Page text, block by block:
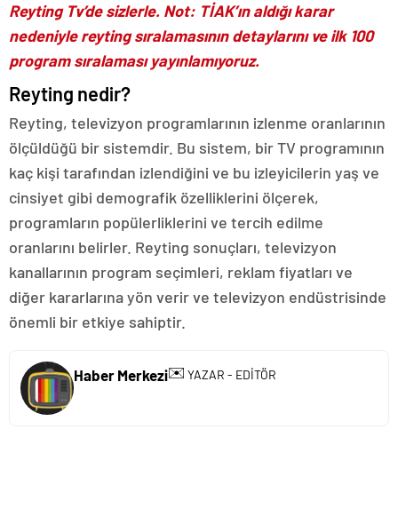
Reyting Tv’de sizlerle. Not: TİAK’ın aldığı karar
nedeniyle reyting sıralamasının detaylarını ve ilk 100
program sıralaması yayınlamıyoruz.
Reyting nedir?
Reyting, televizyon programlarının izlenme oranlarının
ölçüldüğü bir sistemdir. Bu sistem, bir TV programının
kaç kişi tarafından izlendiğini ve bu izleyicilerin yaş ve
cinsiyet gibi demografik özelliklerini ölçerek,
programların popülerliklerini ve tercih edilme
oranlarını belirler. Reyting sonuçları, televizyon
kanallarının program seçimleri, reklam fiyatları ve
diğer kararlarına yön verir ve televizyon endüstrisinde
önemli bir etkiye sahiptir.
Haber Merkezi✉️ YAZAR - EDİTÖR